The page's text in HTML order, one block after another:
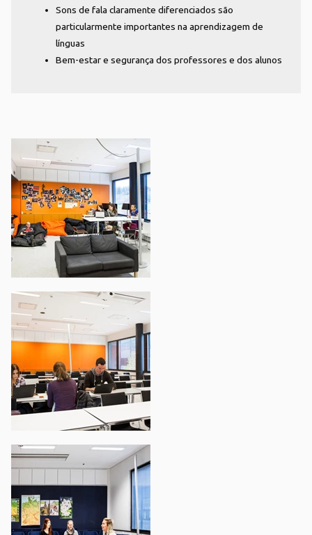
Sons de fala claramente diferenciados são
particularmente importantes na aprendizagem de
línguas
Bem-estar e segurança dos professores e dos alunos